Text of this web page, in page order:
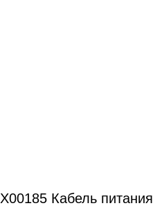
Кабель питания